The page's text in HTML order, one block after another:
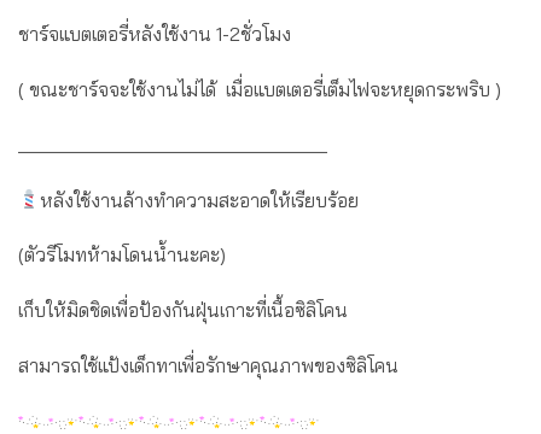
ชาร์จแบตเตอรี่หลังใช้งาน 1-2ชั่วโมง
( ขณะชาร์จจะใช้งานไม่ได้ เมื่อแบตเตอรี่เต็มไฟจะหยุดกระพริบ )
หลังใช้งานล้างทำความสะอาดให้เรียบร้อย
(ตัวรีโมทห้ามโดนน้ำนะคะ)
เก็บให้มิดชิดเพื่อป้องกันฝุ่นเกาะที่เนื้อซิลิโคน
สามารถใช้แป้งเด็กทาเพื่อรักษาคุณภาพของซิลิโคน